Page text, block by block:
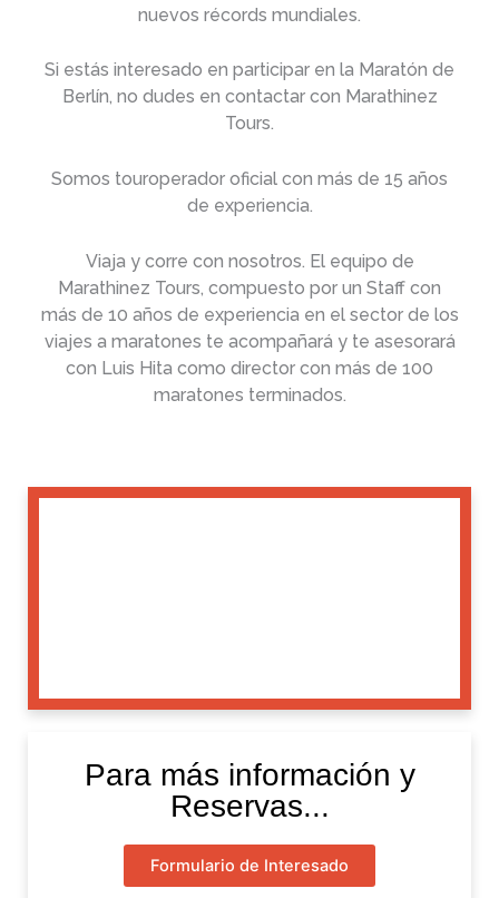
nuevos récords mundiales.
Si estás interesado en participar en la Maratón de
Berlín, no dudes en contactar con Marathinez
Tours.
Somos touroperador oficial con más de 15 años
de experiencia.
Viaja y corre con nosotros. El equipo de
Marathinez Tours, compuesto por un Staff con
más de 10 años de experiencia en el sector de los
viajes a maratones te acompañará y te asesorará
con Luis Hita como director con más de 100
maratones terminados.
Para más información y
Reservas...
Formulario de Interesado